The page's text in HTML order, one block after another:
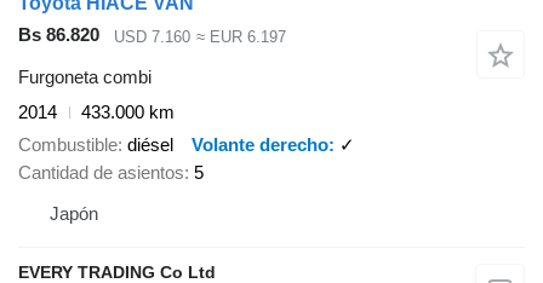
Bs 86.820
USD 7.160 ≈ EUR 6.197
Furgoneta combi
2014
433.000 km
Combustible diésel Volante derecho
✓
Cantidad de asientos 5
Japón
EVERY TRADING Co Ltd